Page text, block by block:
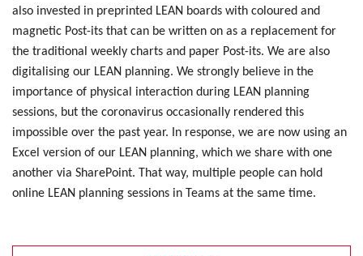
also invested in preprinted LEAN boards with coloured and
magnetic Post-its that can be written on as a replacement for
the traditional weekly charts and paper Post-its. We are also
digitalising our LEAN planning. We strongly believe in the
importance of physical interaction during LEAN planning
sessions, but the coronavirus occasionally rendered this
impossible over the past year. In response, we are now using an
Excel version of our LEAN planning, which we share with one
another via SharePoint. That way, multiple people can hold
online LEAN planning sessions in Teams at the same time.